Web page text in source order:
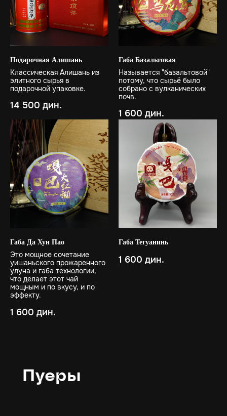
Подарочная Алишань
Классическая Алишань из
элитного сырья в
подарочной упаковке.
14 500 дин.
Габа Базальтовая
Называется "базальтовой"
потому, что сырьё было
собрано с вулканических
почв.
1 600 дин.
Габа Да Хун Пао
Это мощное сочетание
уишаньского прожаренного
улуна и габа технологии,
что делает этот чай
мощным и по вкусу, и по
эффекту.
1 600 дин.
Габа Тегуанинь
1 600 дин.
Пуеры